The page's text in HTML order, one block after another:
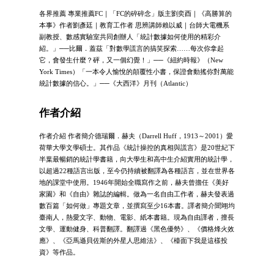
各界推薦 專業推薦FC｜「FC的碎碎念」版主劉奕酉｜《高勝算的
本事》作者劉彥廷｜教育工作者 思辨講師賴以威｜台師大電機系
副教授、數感實驗室共同創辦人「統計數據如何使用的精彩介
紹。」──比爾．蓋茲「對數學謊言的搞笑探索……每次你拿起
它，會發生什麼？砰，又一個幻覺！」──《紐約時報》（New
York Times）「一本令人愉悅的顛覆性小書，保證會動搖你對萬能
統計數據的信心。」──《大西洋》月刊（Atlantic）
作者介紹
作者介紹 作者簡介德瑞爾．赫夫（Darrell Huff，1913～2001）愛
荷華大學文學碩士。其作品《統計操控的真相與謊言》是20世紀下
半葉最暢銷的統計學書籍，向大學生和高中生介紹實用的統計學，
以超過22種語言出版，至今仍持續被翻譯為各種語言，並在世界各
地的課堂中使用。1946年開始全職寫作之前，赫夫曾擔任《美好
家園》和《自由》雜誌的編輯。做為一名自由工作者，赫夫發表過
數百篇「如何做」專題文章，並撰寫至少16本書。譯者簡介聞翊均
臺南人，熱愛文字、動物、電影、紙本書籍。現為自由譯者，擅長
文學、運動健身、科普翻譯。翻譯過《黑色優勢》、《價格烽火效
應》、《亞馬遜貝佐斯的外星人思維法》、《檯面下我是這樣投
資》等作品。